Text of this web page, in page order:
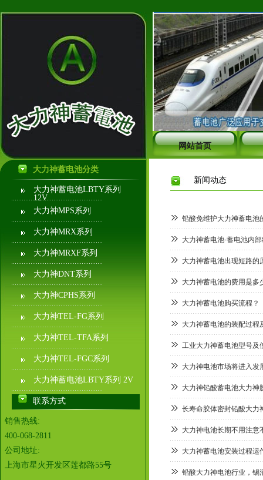
网站首页
大力神蓄电池分类
大力神蓄电池LBTY系列
12V
大力神MPS系列
大力神MRX系列
大力神MRXF系列
大力神DNT系列
大力神CPHS系列
大力神TEL-FG系列
大力神TEL-TFA系列
大力神TEL-FGC系列
大力神蓄电池LBTY系列 2V
联系方式
销售热线:
400-068-2811
公司地址:
上海市星火开发区莲都路55号
新闻动态
铅酸免维护大力神蓄电池
大力神蓄电池-蓄电池内
大力神蓄电池出现短路的
大力神蓄电池的费用是多
大力神蓄电池购买流程？
大力神蓄电池的装配过程
工业大力神蓄电池型号及
大力神电池市场将进入发
大力神铅酸蓄电池大力神
长寿命胶体密封铅酸大力
大力神电池长期不用注意
大力神蓄电池安装过程运
铅酸大力神电池行业，锡